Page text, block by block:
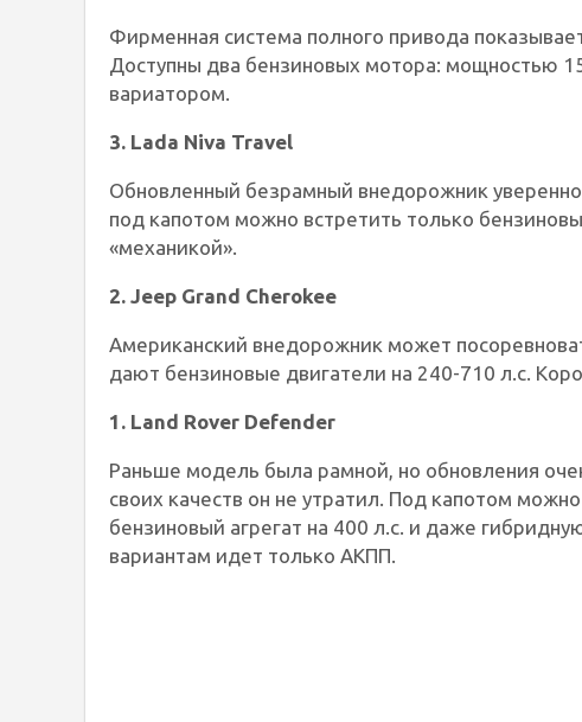
Фирменная система полного привода
Доступны два бензиновых мотора: мощностью
вариатором.
3. Lada Niva Travel
Обновленный безрамный внедорожник
под капотом можно встретить только
«механикой».
2. Jeep Grand Cherokee
Американский внедорожник может
дают бензиновые двигатели на 240-710 л.с.
1. Land Rover Defender
Раньше модель была рамной, но обновления
своих качеств он не утратил. Под капотом
бензиновый агрегат на 400 л.с. и даже
вариантам идет только АКПП.